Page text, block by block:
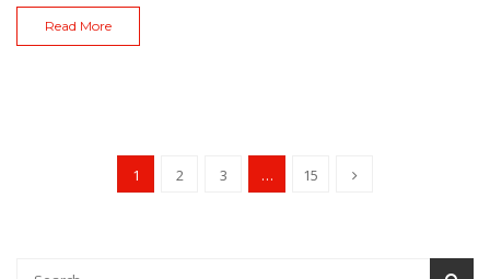
Read More
1 2 3 … 15